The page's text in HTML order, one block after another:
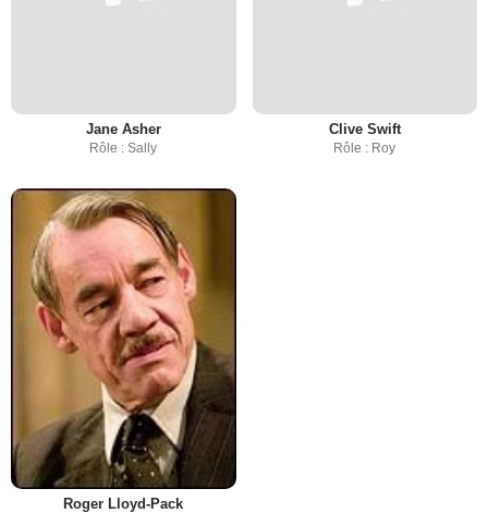
Jane Asher
Rôle : Sally
Clive Swift
Rôle : Roy
Roger Lloyd-Pack